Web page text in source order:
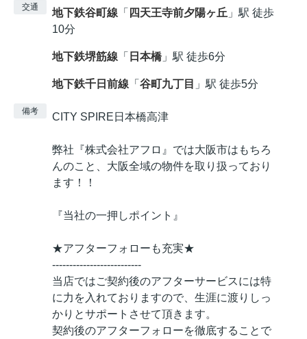
交通 地下鉄谷町線 「 四天王寺前夕陽ヶ丘 」駅 徒歩
10分
地下鉄堺筋線 「 日本橋」駅 徒歩6分
地下鉄千日前線 「 谷町九丁目 」駅 徒歩5分
備考 CITY SPIRE日本橋高津
弊社『株式会社アフロ』では大阪市はもちろ
んのこと、大阪全域の物件を取り扱っており
ます！！
『当社の一押しポイント』
★アフターフォローも充実★
--------------------------
当店ではご契約後のアフターサービスには特
に力を入れておりますので、生涯に渡りしっ
かりとサポートさせて頂きます。
契約後のアフターフォローを徹底することで